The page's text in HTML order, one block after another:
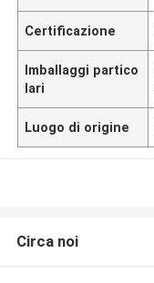
Certificazione
Imballaggi partico
lari
Luogo di origine
Circa noi